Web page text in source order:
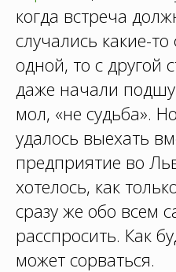
когда встреча
случались какие-
одной, то с другой
даже начали
мол, «не судьба».
удалось выехать
предприятие во
хотелось, как
сразу же обо всем
расспросить. Как
может сорваться.